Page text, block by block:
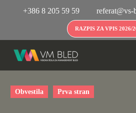
+386 8 205 59 59 referat@vs-
RAZPIS ZA VPIS 2026/
Obvestila Prva stran